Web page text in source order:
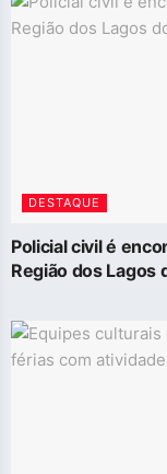
DESTAQUE
Policial civil é
Região dos Lagos